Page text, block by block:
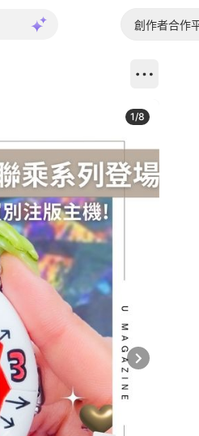
創作者合作
Next slide
1/8